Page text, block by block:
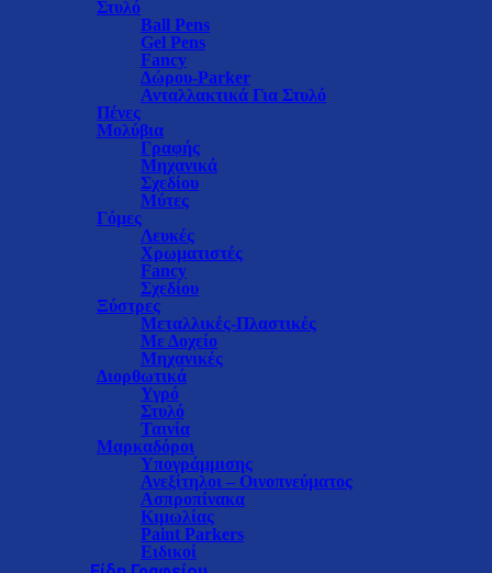
Στυλό
Ball Pens
Gel Pens
Fancy
Δώρου-Parker
Ανταλλακτικά Για Στυλό
Πένες
Μολύβια
Γραφής
Μηχανικά
Σχεδίου
Μύτες
Γόμες
Λευκές
Χρωματιστές
Fancy
Σχεδίου
Ξύστρες
Μεταλλικές-Πλαστικές
Με Δοχείο
Μηχανικές
Διορθωτικά
Υγρό
Στυλό
Ταινία
Μαρκαδόροι
Υπογράμμισης
Ανεξίτηλοι – Οινοπνεύματος
Ασπροπίνακα
Κιμωλίας
Paint Parkers
Ειδικοί